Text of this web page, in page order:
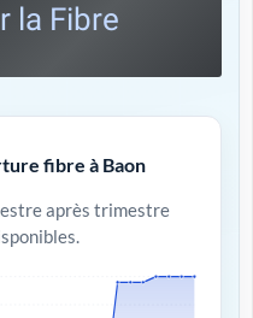
la Fibre
fibre à Baon
après trimestre